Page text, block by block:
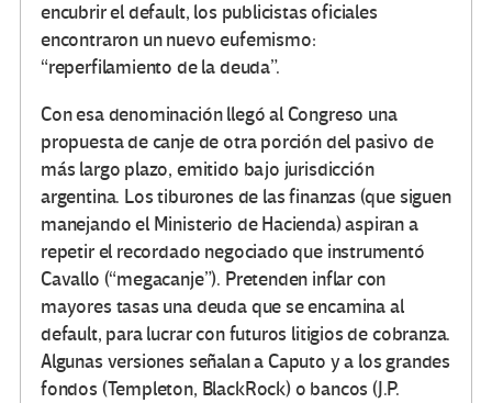
encubrir el default, los publicistas oficiales
encontraron un nuevo eufemismo:
“reperfilamiento de la deuda”.
Con esa denominación llegó al Congreso una
propuesta de canje de otra porción del pasivo de
más largo plazo, emitido bajo jurisdicción
argentina. Los tiburones de las finanzas (que siguen
manejando el Ministerio de Hacienda) aspiran a
repetir el recordado negociado que instrumentó
Cavallo (“megacanje”). Pretenden inflar con
mayores tasas una deuda que se encamina al
default, para lucrar con futuros litigios de cobranza.
Algunas versiones señalan a Caputo y a los grandes
fondos (Templeton, BlackRock) o bancos (J.P.